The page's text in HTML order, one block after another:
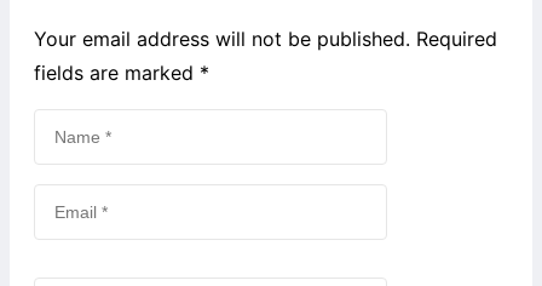
Your email address will not be published. Required
fields are marked *